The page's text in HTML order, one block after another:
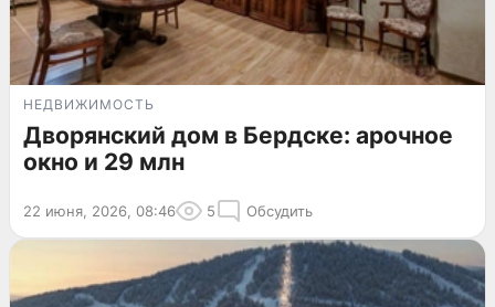
НЕДВИЖИМОСТЬ
Дворянский дом в Бердске: арочное
окно и 29 млн
22 июня, 2026, 08:46 5 Обсудить